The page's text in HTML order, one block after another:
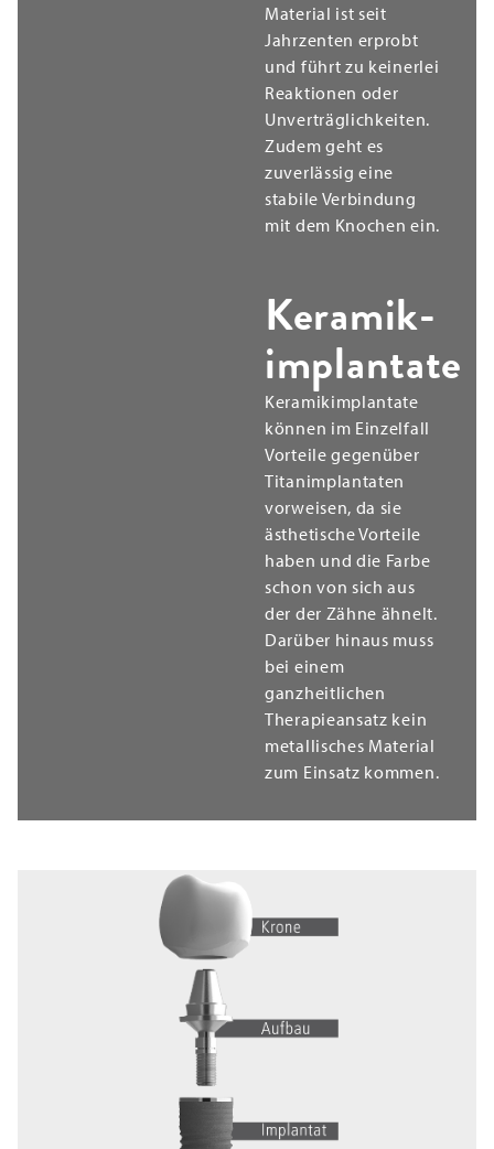
Material ist seit
Jahrzenten erprobt
und führt zu keinerlei
Reaktionen oder
Unverträglichkeiten.
Zudem geht es
zuverlässig eine
stabile Verbindung
mit dem Knochen ein.
Keramik­
implantate
Keramikimplantate
können im Einzelfall
Vorteile gegenüber
Titanimplantaten
vorweisen, da sie
ästhetische Vorteile
haben und die Farbe
schon von sich aus
der der Zähne ähnelt.
Darüber hinaus muss
bei einem
ganzheitlichen
Therapieansatz kein
metallisches Material
zum Einsatz kommen.